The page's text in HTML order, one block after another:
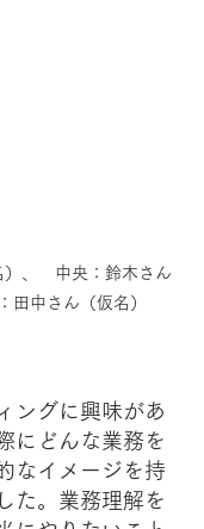
、　中央：鈴木さん
田中さん（仮名）
ングに興味があ
にどんな業務を
なイメージを持
た。業務理解を